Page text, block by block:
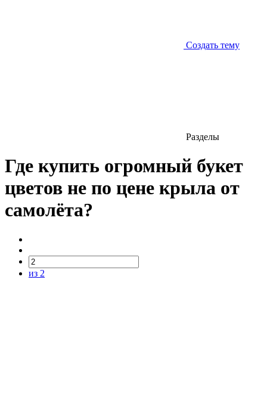
Создать тему
Разделы
Где купить огромный букет
цветов не по цене крыла от
самолёта?
из 2